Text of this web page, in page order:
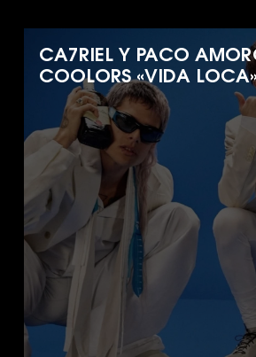
CA7RIEL Y PACO
COOLORS «VIDA